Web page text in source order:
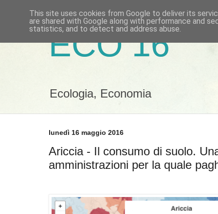
ECO 16
Ecologia, Economia
lunedì 16 maggio 2016
Ariccia - Il consumo di suolo.
amministrazioni per la quale
This site uses cookies from Google to deliver its
are shared with Google along with performance and
statistics, and to detect and address abuse.